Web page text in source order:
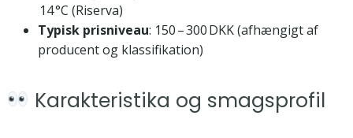
14 °C (Riserva)
Typisk prisniveau: 150 – 300 DKK (afhængigt af
producent og klassifikation)
Karakteristika og smagsprofil